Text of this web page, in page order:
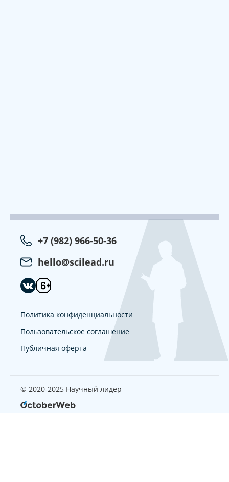
+7 (982) 966-50-36
hello@scilead.ru
Политика конфиденциальности
Пользовательское соглашение
Публичная оферта
© 2020-2025 Научный лидер